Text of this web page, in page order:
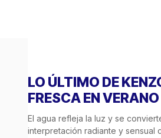
LO ÚLTIMO DE
FRESCA EN VERANO
El agua refleja la luz y se
interpretación radiante y sensual